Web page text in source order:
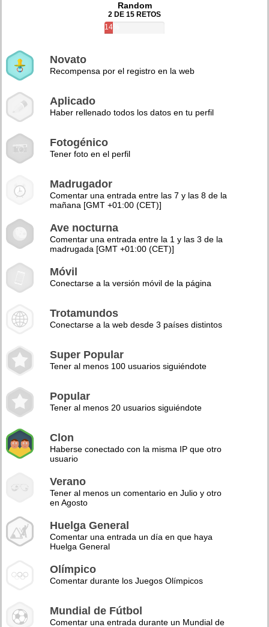
Random
2 DE 15 RETOS
14%
Novato
Recompensa por el registro en la web
Aplicado
Haber rellenado todos los datos en tu perfil
Fotogénico
Tener foto en el perfil
Madrugador
Comentar una entrada entre las 7 y las 8 de la
mañana [GMT +01:00 (CET)]
Ave nocturna
Comentar una entrada entre la 1 y las 3 de la
madrugada [GMT +01:00 (CET)]
Móvil
Conectarse a la versión móvil de la página
Trotamundos
Conectarse a la web desde 3 países distintos
Super Popular
Tener al menos 100 usuarios siguiéndote
Popular
Tener al menos 20 usuarios siguiéndote
Clon
Haberse conectado con la misma IP que otro
usuario
Verano
Tener al menos un comentario en Julio y otro
en Agosto
Huelga General
Comentar una entrada un día en que haya
Huelga General
Olímpico
Comentar durante los Juegos Olímpicos
Mundial de Fútbol
Comentar una entrada durante un Mundial de